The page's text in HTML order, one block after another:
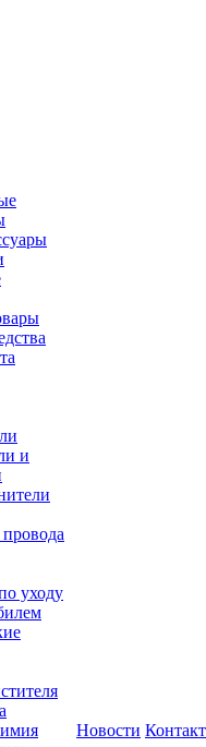
и
уходу
Новости